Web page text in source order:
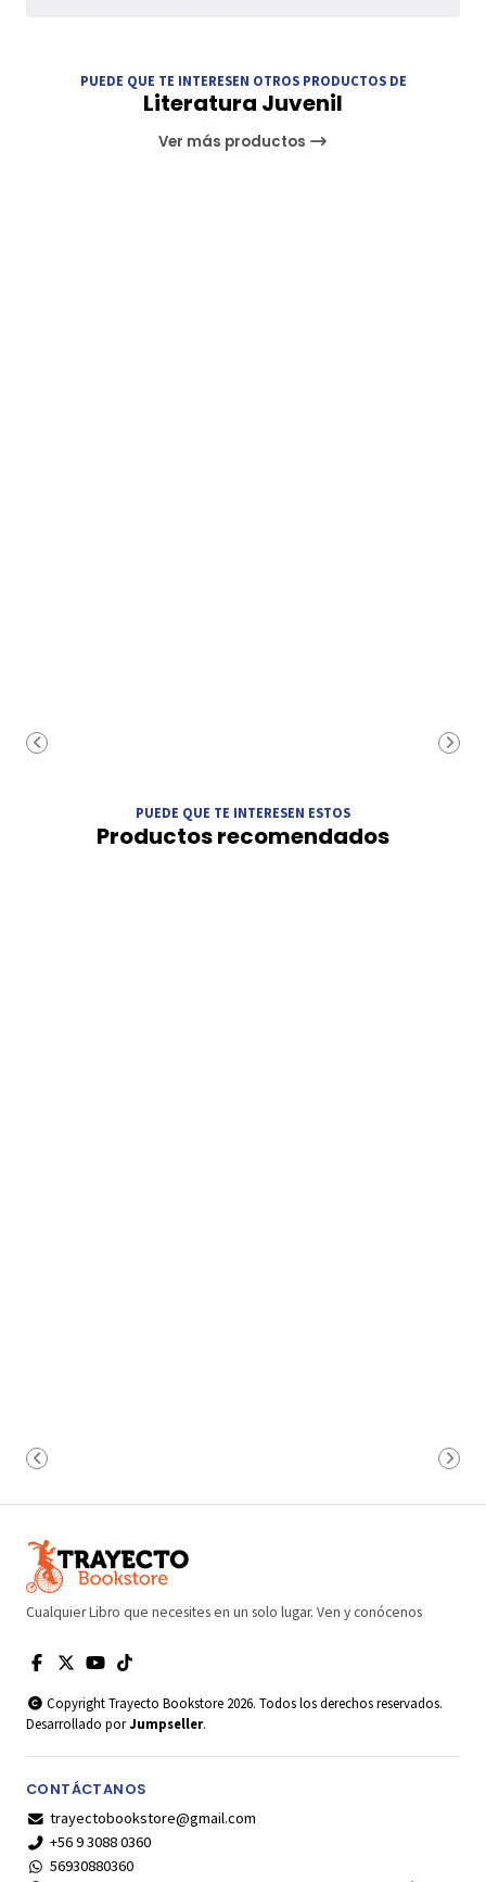
PUEDE QUE TE INTERESEN OTROS PRODUCTOS DE
Literatura Juvenil
Ver más productos
PUEDE QUE TE INTERESEN ESTOS
Productos recomendados
Cualquier Libro que necesites en un solo lugar. Ven y conócenos
Copyright Trayecto Bookstore 2026. Todos los derechos reservados.
Desarrollado porJumpseller.
CONTÁCTANOS
trayectobookstore@gmail.com
+56 9 3088 0360
56930880360